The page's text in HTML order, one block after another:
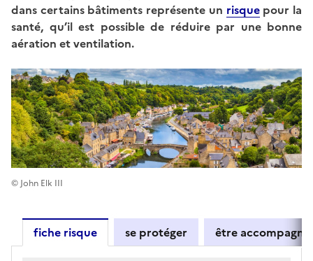
dans certains bâtiments représente un risquepour la
santé, qu’il est possible de réduire par une bonne
aération et ventilation.
© John Elk III
fiche risque se protéger être accompagné